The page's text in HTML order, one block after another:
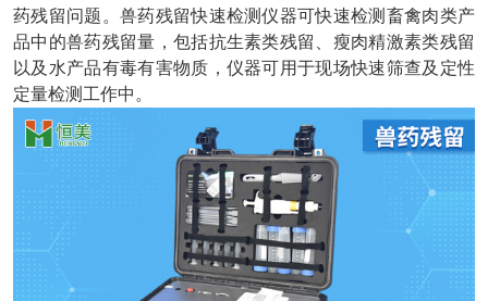
药残留问题。 兽药残留快速检测仪器可快速检测畜禽肉类产
品中的兽药残留量，包括抗生素类残留、瘦肉精激素类残留
以及水产品有毒有害物质，仪器可用于现场快速筛查及定性
定量检测工作中。